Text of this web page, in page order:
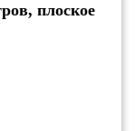
плоское